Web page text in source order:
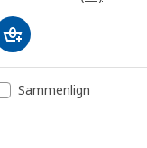
Sammenlign